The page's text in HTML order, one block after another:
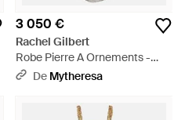
3 050 €
Rachel Gilbert
Robe Pierre A Ornements -
Blanc
De Mytheresa